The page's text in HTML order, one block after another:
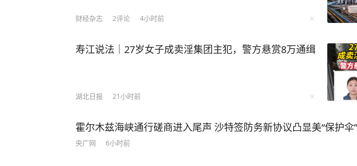
财经杂志 2评论 4小时前
寿江说法｜27岁女子成卖淫集团主犯，警方悬赏8万通缉
湖北日报 21小时前
霍尔木兹海峡通行磋商进入尾声 沙特签防务新协议凸显美“保护伞
央广网 6小时前